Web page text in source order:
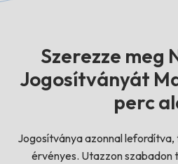
Szerezze meg
Jogosítványát
perc
Jogosítványa azonnal
érvényes. Utazzon szabadon